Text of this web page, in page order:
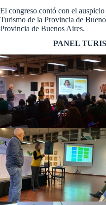
El congreso contó con el
Turismo de la Provincia de
Provincia de Buenos Aires.
PANEL